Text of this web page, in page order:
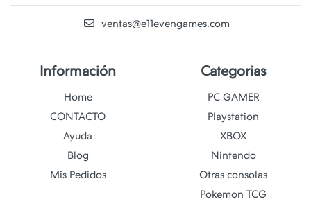
ventas@e11evengames.com
Información
Home
CONTACTO
Ayuda
Blog
Mis Pedidos
Categorias
PC GAMER
Playstation
XBOX
Nintendo
Otras consolas
Pokemon TCG